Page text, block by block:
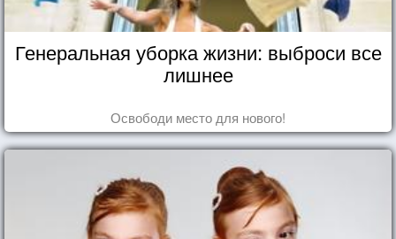
Генеральная уборка жизни: выброси все
лишнее
Освободи место для нового!